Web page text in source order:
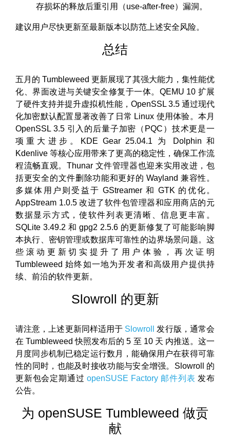
存损坏的释放后重引用（use-after-free）漏洞。
建议用户尽快更新至最新版本以防范上述安全风险。
总结
五月的 Tumbleweed 更新展现了其强大能力，集性能优
化、界面改进与关键安全修复于一体。QEMU 10 扩展
了硬件支持并提升虚拟机性能，OpenSSL 3.5 通过现代
化加密默认配置显著改善了日常 Linux 使用体验。本月
OpenSSL 3.5 引入的后量子加密（PQC）技术更是一
项重大进步。KDE Gear 25.04.1 为 Dolphin 和
Kdenlive 等核心应用带来了更高的稳定性，确保工作流
程流畅直观。Thunar 文件管理器也迎来实用改进，包
括更安全的文件删除功能和更好的 Wayland 兼容性。
多媒体用户则受益于 GStreamer 和 GTK 的优化。
AppStream 1.0.5 改进了软件包管理器和应用商店的元
数据显示方式，使软件列表更清晰、信息更丰富。
SQLite 3.49.2 和 gpg2 2.5.6 的更新修复了可能影响脚
本执行、密钥管理或数据库可靠性的边界场景问题。这
些滚动更新切实提升了用户体验，再次证明
Tumbleweed 始终如一地为开发者和高级用户提供持
续、前沿的软件更新。
Slowroll 的更新
请注意，上述更新同样适用于 Slowroll
发行版，通常会
在 Tumbleweed 快照发布后的 5 至 10 天 内推送。这一
月度同步机制已稳定运行数月，能确保用户在获得可靠
性的同时，也能及时接收功能与安全增强。Slowroll 的
更新包会定期通过openSUSE Factory 邮件列表 发布
公告。
为 openSUSE Tumbleweed 做贡
献